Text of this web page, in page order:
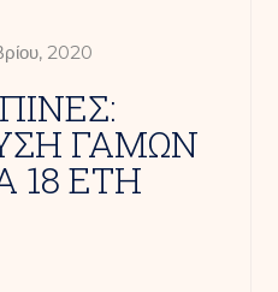
2020
ΓΑΜΩΝ
18 ΕΤΗ